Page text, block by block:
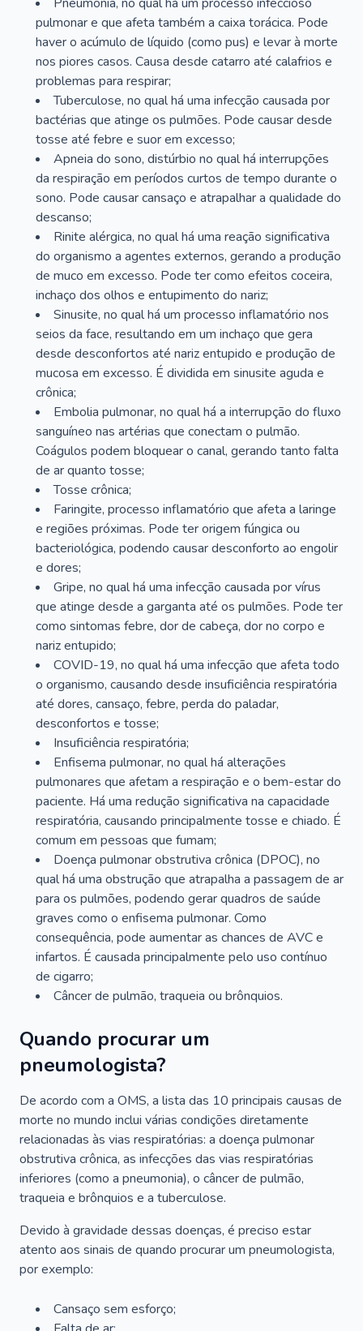
pulmonar e que afeta também a caixa torácica. Pode
haver o acúmulo de líquido (como pus) e levar à morte
nos piores casos. Causa desde catarro até calafrios e
problemas para respirar;
Tuberculose, no qual há uma infecção causada por
bactérias que atinge os pulmões. Pode causar desde
tosse até febre e suor em excesso;
Apneia do sono, distúrbio no qual há interrupções
da respiração em períodos curtos de tempo durante o
sono. Pode causar cansaço e atrapalhar a qualidade do
descanso;
Rinite alérgica, no qual há uma reação significativa
do organismo a agentes externos, gerando a produção
de muco em excesso. Pode ter como efeitos coceira,
inchaço dos olhos e entupimento do nariz;
Sinusite, no qual há um processo inflamatório nos
seios da face, resultando em um inchaço que gera
desde desconfortos até nariz entupido e produção de
mucosa em excesso. É dividida em sinusite aguda e
crônica;
Embolia pulmonar, no qual há a interrupção do fluxo
sanguíneo nas artérias que conectam o pulmão.
Coágulos podem bloquear o canal, gerando tanto falta
de ar quanto tosse;
Tosse crônica;
Faringite, processo inflamatório que afeta a laringe
e regiões próximas. Pode ter origem fúngica ou
bacteriológica, podendo causar desconforto ao engolir
e dores;
Gripe, no qual há uma infecção causada por vírus
que atinge desde a garganta até os pulmões. Pode ter
como sintomas febre, dor de cabeça, dor no corpo e
nariz entupido;
COVID-19, no qual há uma infecção que afeta todo
o organismo, causando desde insuficiência respiratória
até dores, cansaço, febre, perda do paladar,
desconfortos e tosse;
Insuficiência respiratória;
Enfisema pulmonar, no qual há alterações
pulmonares que afetam a respiração e o bem-estar do
paciente. Há uma redução significativa na capacidade
respiratória, causando principalmente tosse e chiado. É
comum em pessoas que fumam;
Doença pulmonar obstrutiva crônica (DPOC), no
qual há uma obstrução que atrapalha a passagem de ar
para os pulmões, podendo gerar quadros de saúde
graves como o enfisema pulmonar. Como
consequência, pode aumentar as chances de AVC e
infartos. É causada principalmente pelo uso contínuo
de cigarro;
Câncer de pulmão, traqueia ou brônquios.
Quando procurar um
pneumologista?
De acordo com a OMS, a lista das 10 principais causas de
morte no mundo inclui várias condições diretamente
relacionadas às vias respiratórias: a doença pulmonar
obstrutiva crônica, as infecções das vias respiratórias
inferiores (como a pneumonia), o câncer de pulmão,
traqueia e brônquios e a tuberculose.
Devido à gravidade dessas doenças, é preciso estar
atento aos sinais de quando procurar um pneumologista,
por exemplo:
Cansaço sem esforço;